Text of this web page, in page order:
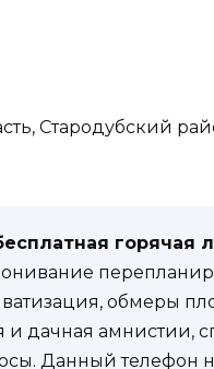
Стародубский
горячая
обмеры
и дачная амнистии,
Данный телефон